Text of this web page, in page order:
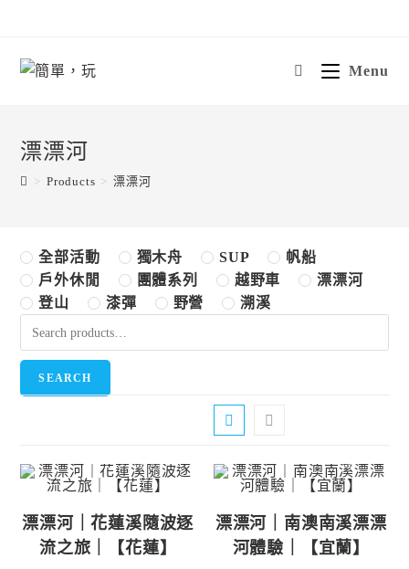
content
Menu
漂漂河
> Products > 漂漂河
全部活動 獨木舟 SUP
帆船
戶外休閒
團體系列 越野車
漂漂河
登山
漆彈 野營 溯溪
SEARCH
漂漂河｜花蓮溪隨波逐
流之旅｜【花蓮】
漂漂河｜南澳南溪漂漂
河體驗｜【宜蘭】